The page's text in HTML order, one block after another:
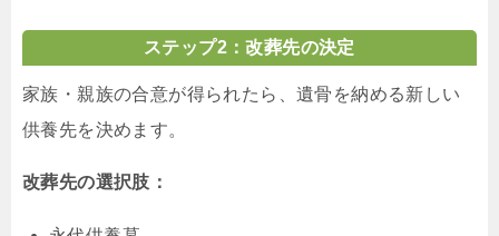
ステップ2：改葬先の決定
家族・親族の合意が得られたら、遺骨を納める新しい
供養先を決めます。
改葬先の選択肢：